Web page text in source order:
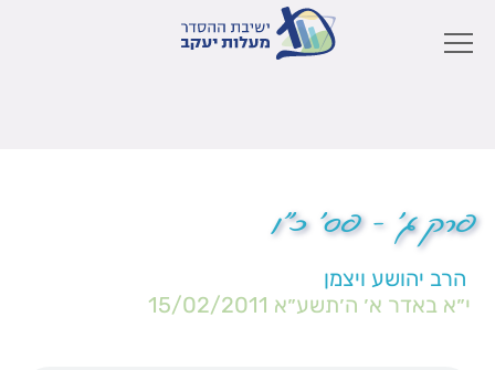
פרק ג' – פס' כ"ו
הרב יהושע ויצמן
י״א באדר א׳ ה׳תשע״א 15/02/2011